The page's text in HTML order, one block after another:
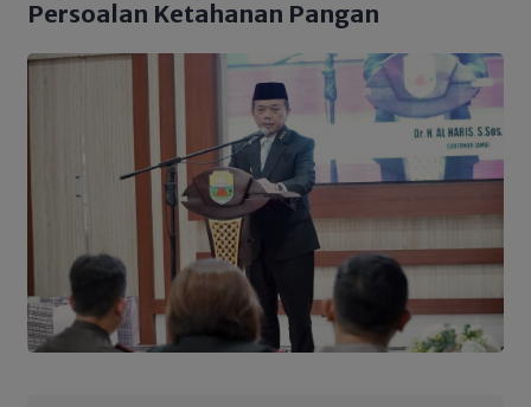
Persoalan Ketahanan Pangan